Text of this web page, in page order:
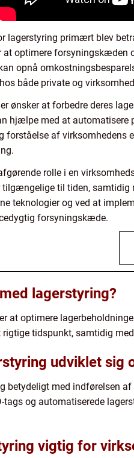
lagerstyring primært blev
optimere forsyningskæden
opnå
både private og
ønsker at forbedre deres
hjælpe med at
forståelse af virksomhedens
rolle i en
tilgængelige til tiden,
teknologier og ved at
forsyningskæde.
lagerstyring?
at optimere
tidspunkt, samtidig
udviklet sig
betydeligt med indførelsen
tags og automatiserede
vigtig for